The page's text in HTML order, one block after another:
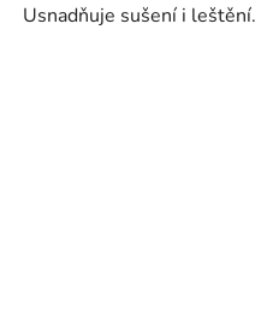
Usnadňuje sušení i leštění.